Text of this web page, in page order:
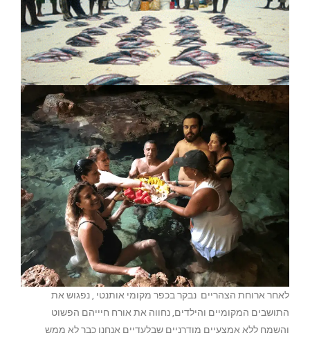
לאחר ארוחת הצהריים נבקר בכפר מקומי אותנטי , נפגוש את
התושבים המקומיים והילדים, נחווה את אורח חיייהם הפשוט
והשמח ללא אמצעיים מודרניים שבלעדיים אנחנו כבר לא ממש